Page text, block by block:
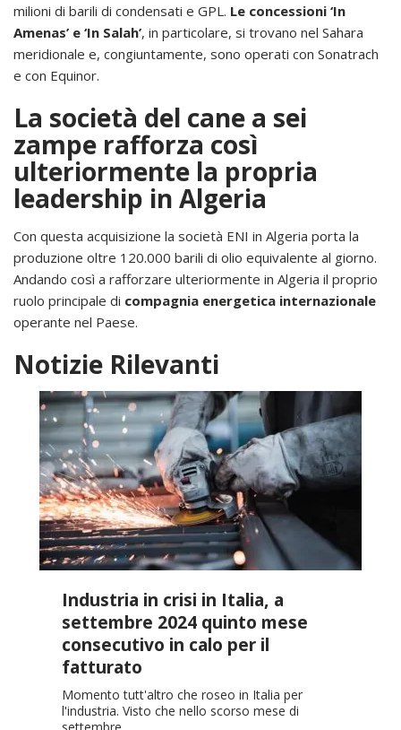
milioni di barili di condensati e GPL. Le concessioni ‘In
Amenas’ e ‘In Salah’, in particolare, si trovano nel Sahara
meridionale e, congiuntamente, sono operati con Sonatrach
e con Equinor.
La società del cane a sei
zampe rafforza così
ulteriormente la propria
leadership in Algeria
Con questa acquisizione la società ENI in Algeria porta la
produzione oltre 120.000 barili di olio equivalente al giorno.
Andando così a rafforzare ulteriormente in Algeria il proprio
ruolo principale di compagnia energetica internazionale
operante nel Paese.
Notizie Rilevanti
Industria in crisi in Italia, a
settembre 2024 quinto mese
consecutivo in calo per il
fatturato
Momento tutt'altro che roseo in Italia per
l'industria. Visto che nello scorso mese di